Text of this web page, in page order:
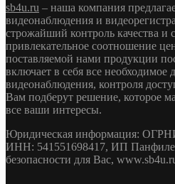
sb4u.ru – наша компания
видеонаблюдения и
строжайший контроль качества и
привлекательное соотношение
поставляемой нами продукции
включает в себя все необходимое
видеонаблюдения, контроля
Вам подберут решение, которое
все ваши интересы.
Юридическая информация:
ИНН: 541551698417, ИП
безопасности для Вас,